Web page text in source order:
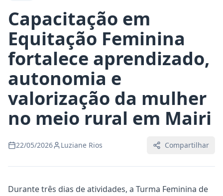
Capacitação em
Equitação Feminina
fortalece aprendizado,
autonomia e
valorização da mulher
no meio rural em Mairi
22/05/2026 Luziane Rios Compartilhar
Durante três dias de atividades, a Turma Feminina de